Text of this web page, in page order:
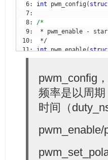
  6:
int pwm_config(
  8:
11: int pwm_enable(
void pwm_disable(
pwm_config
频率是以周
时间（